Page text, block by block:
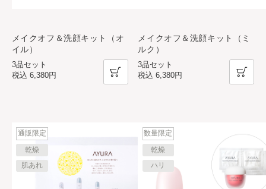
メイクオフ＆洗顔キット（オ
イル）
3品セット
税込 6,380円
メイクオフ＆洗顔キット（ミ
ルク）
3品セット
税込6,380円
通販限定
乾燥
肌あれ
数量限定
乾燥
ハリ